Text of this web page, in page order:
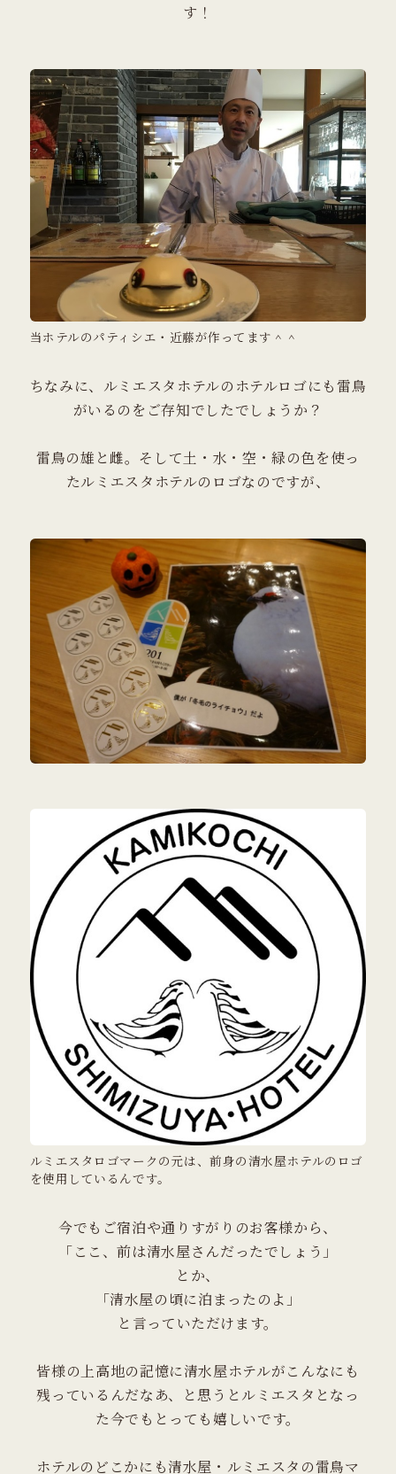
す！
当ホテルのパティシエ・近藤が作ってます＾＾
ちなみに、ルミエスタホテルのホテルロゴにも雷鳥
がいるのをご存知でしたでしょうか？
雷鳥の雄と雌。そして土・水・空・緑の色を使っ
たルミエスタホテルのロゴなのですが、
ルミエスタロゴマークの元は、前身の清水屋ホテルのロゴ
を使用しているんです。
今でもご宿泊や通りすがりのお客様から、
「ここ、前は清水屋さんだったでしょう」
とか、
「清水屋の頃に泊まったのよ」
と言っていただけます。
皆様の上高地の記憶に清水屋ホテルがこんなにも
残っているんだなあ、と思うとルミエスタとなっ
た今でもとっても嬉しいです。
ホテルのどこかにも清水屋・ルミエスタの雷鳥マ